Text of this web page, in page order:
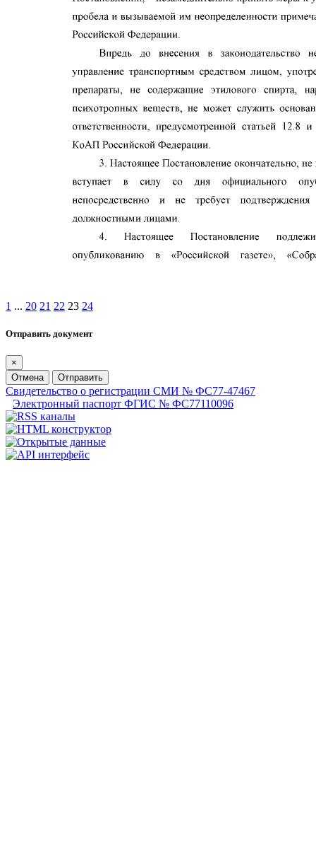
1 ... 20 21 22 23 24
Отправить документ
×
Отмена
Отправить
Свидетельство о регистрации СМИ № ФС77-47467
Электронный паспорт ФГИС № ФС77110096